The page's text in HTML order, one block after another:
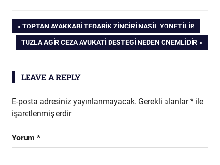
Yazı
gezinmesi
PREVIOUS
POST:
TOPTAN AYAKKABI TEDARIK ZINCIRI NASIL YONETILIR
NEXT
TUZLA AGIR CEZA AVUKATI DESTEGI NEDEN ONEMLIDIR
LEAVE A REPLY
E-posta adresiniz yayınlanmayacak. Gerekli alanlar* ile
işaretlenmişlerdir
Yorum *